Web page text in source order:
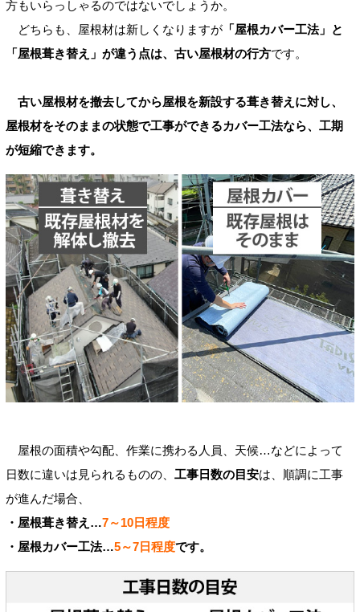
方もいらっしゃるのではないでしょうか。
どちらも、屋根材は新しくなりますが 「屋根カバー工法」と
「屋根葺き替え」が違う点は、古い屋根材の行方です。
古い屋根材を撤去してから屋根を新設する葺き替えに対し、
屋根材をそのままの状態で工事ができるカバー工法なら、工期
が短縮できます。
屋根の面積や勾配、作業に携わる人員、天候…などによって
日数に違いは見られるものの、 工事日数の目安は、順調に工事
が進んだ場合、
・屋根葺き替え…7～10日程度
・屋根カバー工法…5～7日程度です。